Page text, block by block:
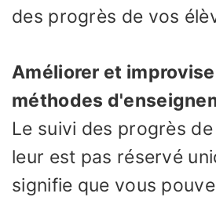
des progrès de vos
Améliorer et
méthodes
Le suivi des progrès
leur est pas réservé
signifie que vous